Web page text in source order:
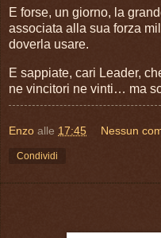
E forse, un giorno, la
associata alla sua forza
doverla usare.
E sappiate, cari Leader,
ne vincitori ne vinti… ma
Enzo alle 17:45 Nessun
Condividi